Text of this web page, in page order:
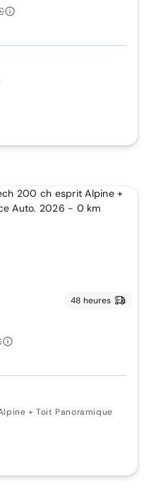
48 heures
+ Toit Panoramique